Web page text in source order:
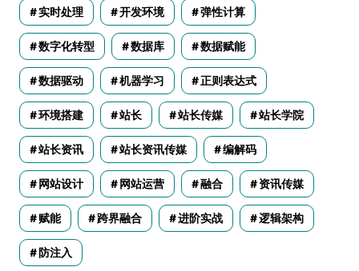
实时处理 开发环境 弹性计算
数字化转型 数据库 数据赋能
数据驱动 机器学习 正则表达式
环境搭建 站长 站长传媒 站长学院
站长资讯 站长资讯传媒 编解码
网站设计 网站运营 融合 资讯传媒
赋能 跨界融合 进阶实战 逻辑架构
防注入